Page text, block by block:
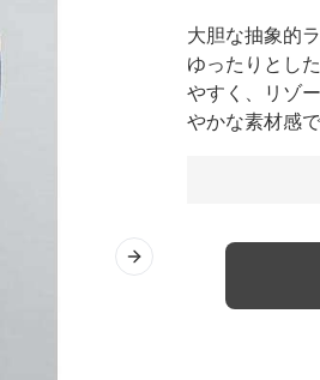
Next slide
大胆な抽象的
ゆったりとし
やすく、リゾ
やかな素材感